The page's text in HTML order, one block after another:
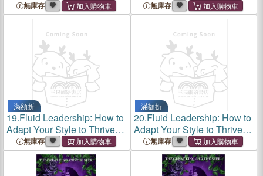
impact to gain trust,
attention, and tangible
results in your career and life
無庫存 無庫存
滿額折
19.Fluid Leadership: How to
Adapt Your Style to Thrive in
an Ever-Changing World
無庫存
滿額折
20.Fluid Leadership: How to
Adapt Your Style to Thrive in
an Ever-Changing World
無庫存